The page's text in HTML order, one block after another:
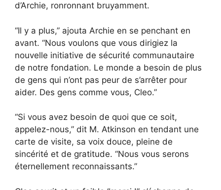
d’Archie, ronronnant bruyamment.
“Il y a plus,” ajouta Archie en se penchant en
avant. “Nous voulons que vous dirigiez la
nouvelle initiative de sécurité communautaire
de notre fondation. Le monde a besoin de plus
de gens qui n’ont pas peur de s’arrêter pour
aider. Des gens comme vous, Cleo.”
“Si vous avez besoin de quoi que ce soit,
appelez-nous,” dit M. Atkinson en tendant une
carte de visite, sa voix douce, pleine de
sincérité et de gratitude. “Nous vous serons
éternellement reconnaissants.”